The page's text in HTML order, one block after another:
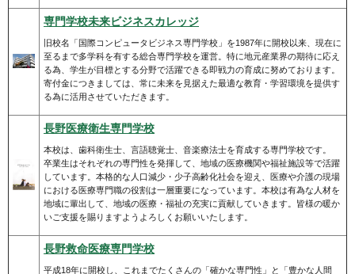
専門学校未来ビジネスカレッジ
旧校名「国際コンピュータビジネス専門学校」を1987年に開校以来、現在に
至るまで多学科を有する総合専門学校を運営。特に地元産業界の期待に応え
る為、学生が目標とする分野で活躍できる即戦力の育成に努めております。
寄付金につきましては、常に未来を見据えた最適な教育・学習環境を提供す
る為に活用させていただきます。
長野医療衛生専門学校
本校は、歯科衛生士、言語聴覚士、音楽療法士を育成する専門学校です。
卒業生はそれぞれの専門性を発揮して、地域の医療機関や福祉施設等で活躍
しています。本格的な人口減少・少子高齢化社会を迎え、医療や介護の現場
における医療専門職の役割は一層重要になっています。本校は有為な人材を
地域に輩出して、地域の医療・福祉の充実に貢献していきます。皆様の暖か
いご支援を賜りますようよろしくお願いいたします。
長野救命医療専門学校
平成18年に開校し、これまでたくさんの「確かな専門性」と「豊かな人間